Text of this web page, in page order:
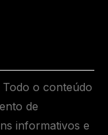
Todo o conteúdo
de
informativos e